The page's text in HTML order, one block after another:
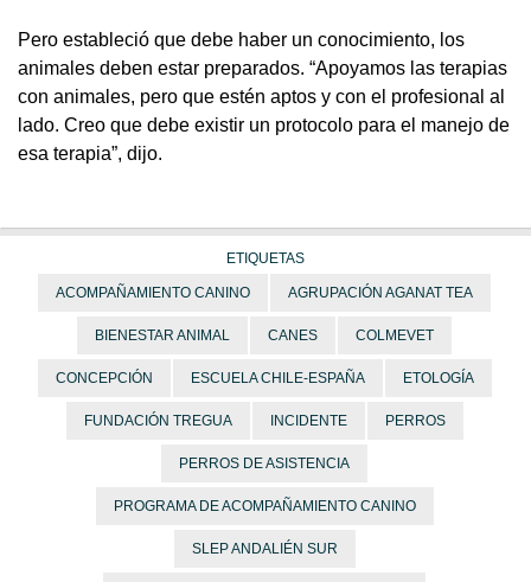
Pero estableció que debe haber un conocimiento, los
animales deben estar preparados. “Apoyamos las terapias
con animales, pero que estén aptos y con el profesional al
lado. Creo que debe existir un protocolo para el manejo de
esa terapia”, dijo.
ETIQUETAS
ACOMPAÑAMIENTO CANINO AGRUPACIÓN AGANAT TEA
BIENESTAR ANIMAL CANES COLMEVET
CONCEPCIÓN ESCUELA CHILE-ESPAÑA ETOLOGÍA
FUNDACIÓN TREGUA INCIDENTE PERROS
PERROS DE ASISTENCIA
PROGRAMA DE ACOMPAÑAMIENTO CANINO
SLEP ANDALIÉN SUR